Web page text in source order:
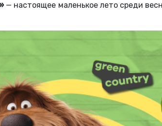
— настоящее маленькое лето среди